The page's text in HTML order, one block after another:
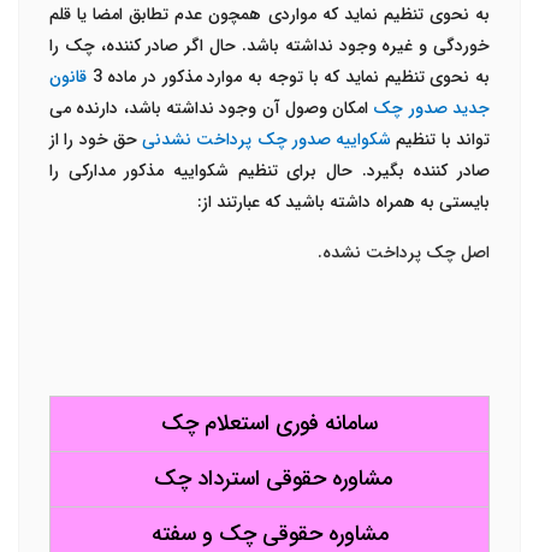
به نحوی تنظیم نماید که مواردی همچون عدم تطابق امضا یا قلم
خوردگی و غیره وجود نداشته باشد. حال اگر صادر کننده، چک را
به نحوی تنظیم نماید که با توجه به موارد مذکور در ماده 3 قانون
جدید صدور چک امکان وصول آن وجود نداشته باشد، دارنده می
تواند با تنظیمشکواییه صدور چک پرداخت نشدنیحق خود را از
صادر کننده بگیرد. حال برای تنظیم شکواییه مذکور مدارکی را
بایستی به همراه داشته باشید که عبارتند از:
اصل چک پرداخت نشده.
سامانه فوری استعلام چک
مشاوره حقوقی استرداد چک
مشاوره حقوقی چک و سفته